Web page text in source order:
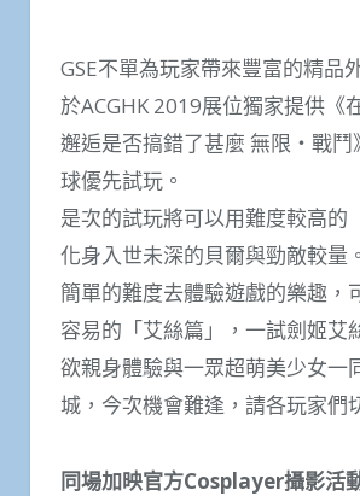
GSE不單為玩家帶來豐富的精品
於ACGHK 2019展位獨家提供《
邂逅是否搞錯了甚麼 無限‧戰鬥
球優先試玩。
是次的試玩將可以用難度較高的
化身入世未深的貝爾與勁敵較量
簡單的難度去體驗遊戲的樂趣，
容易的「艾絲篇」，一試劍姬艾
欲親身體驗與一眾超萌美少女一
城，今次機會難逢，請各玩家們
同場加映官方Cosplayer攝影活